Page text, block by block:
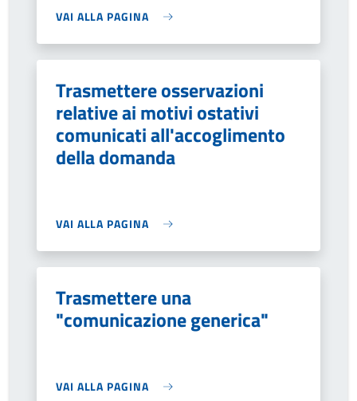
VAI ALLA PAGINA
Trasmettere osservazioni
relative ai motivi ostativi
comunicati all'accoglimento
della domanda
VAI ALLA PAGINA
Trasmettere una
"comunicazione generica"
VAI ALLA PAGINA